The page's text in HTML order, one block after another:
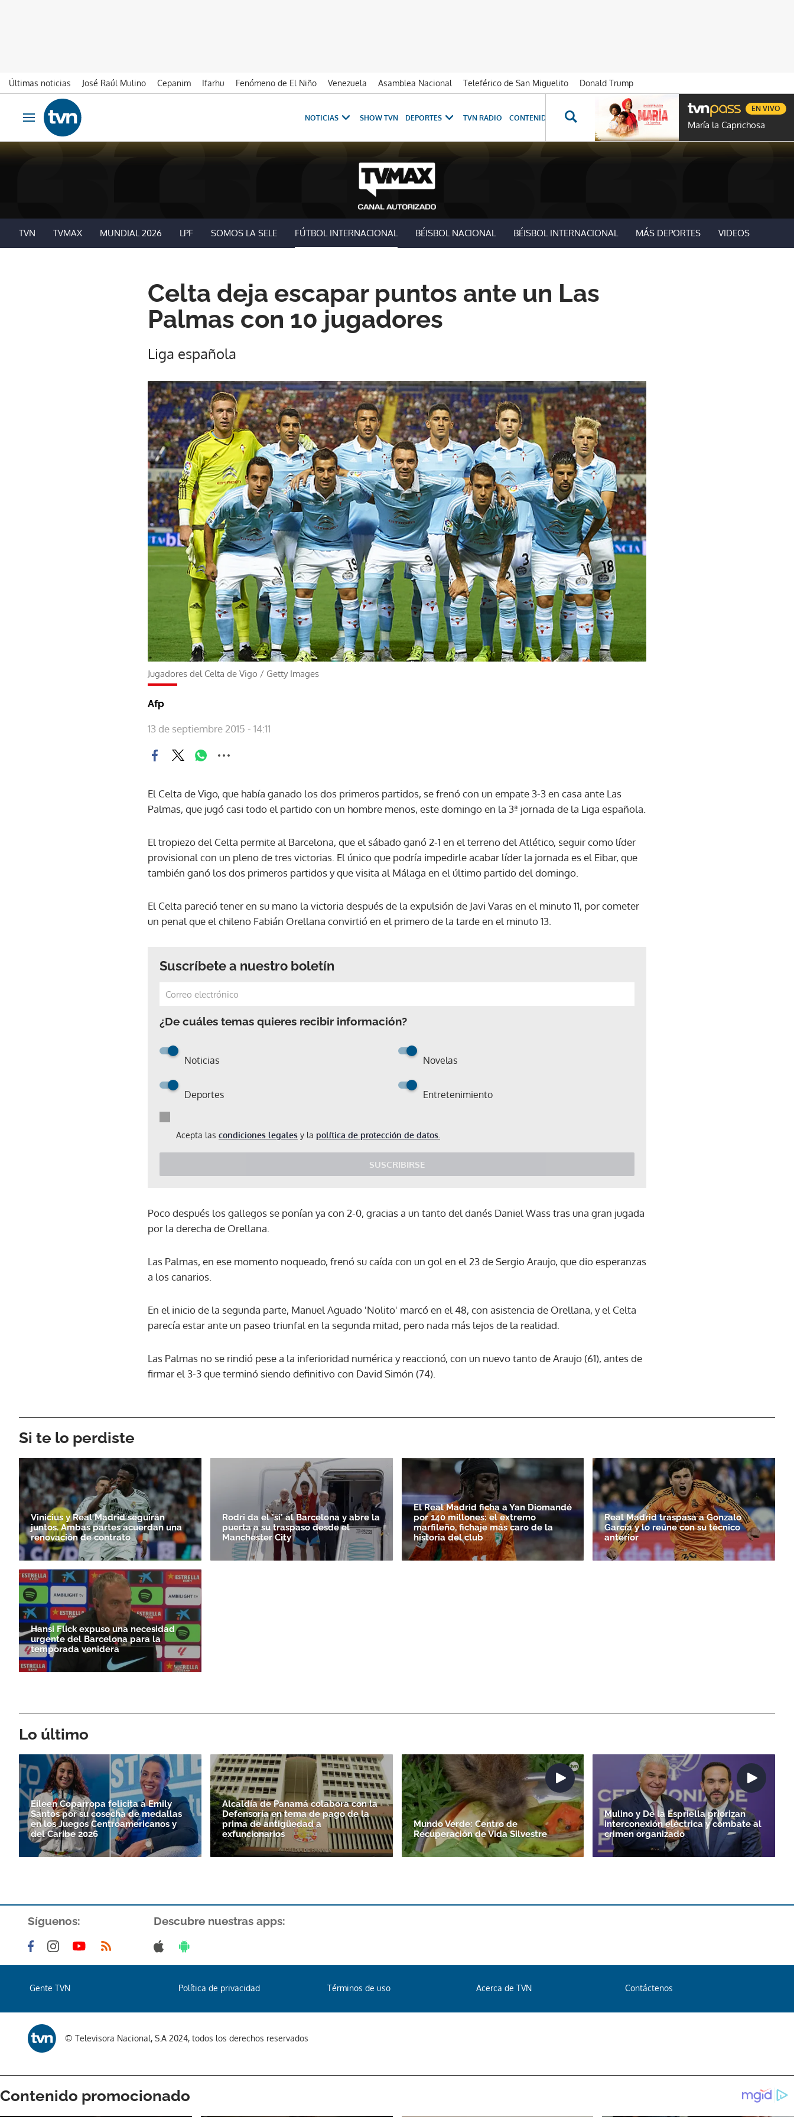
Últimas noticias José Raúl Mulino Cepanim Ifarhu Fenómeno de El Niño Venezuela Asamblea Nacional Teleférico de San Miguelito
Donald Trump
Ir al contenido
Obrir navegació
NOTICIAS SHOW TVN DEPORTES TVN RADIO CONTENIDOS ESPECIALES NOVELAS PROGRAMAS GENTE TVN
María la Caprichosa
EN VIVO
TVN TVMAX MUNDIAL 2026 LPF SOMOS LA SELE FÚTBOL INTERNACIONAL BÉISBOL NACIONAL BÉISBOL INTERNACIONAL MÁS DEPORTES VIDEOS
Celta deja escapar puntos ante un Las
Palmas con 10 jugadores
Liga española
Jugadores del Celta de Vigo / Getty Images
Afp
13 de septiembre 2015 - 14:11
El Celta de Vigo, que había ganado los dos primeros partidos, se frenó con un empate 3-3 en casa ante Las
Palmas, que jugó casi todo el partido con un hombre menos, este domingo en la 3ª jornada de la Liga española.
El tropiezo del Celta permite al Barcelona, que el sábado ganó 2-1 en el terreno del Atlético, seguir como líder
provisional con un pleno de tres victorias. El único que podría impedirle acabar líder la jornada es el Eibar, que
también ganó los dos primeros partidos y que visita al Málaga en el último partido del domingo.
El Celta pareció tener en su mano la victoria después de la expulsión de Javi Varas en el minuto 11, por cometer
un penal que el chileno Fabián Orellana convirtió en el primero de la tarde en el minuto 13.
Suscríbete a nuestro boletín
¿De cuáles temas quieres recibir información?
Noticias Novelas
Deportes Entretenimiento
Acepta las condiciones legales y la política de protección de datos.
SUSCRIBIRSE
Gracias por suscribirte a nuestro boletín.
ACEPTAR
Poco después los gallegos se ponían ya con 2-0, gracias a un tanto del danés Daniel Wass tras una gran jugada
por la derecha de Orellana.
Las Palmas, en ese momento noqueado, frenó su caída con un gol en el 23 de Sergio Araujo, que dio esperanzas
a los canarios.
En el inicio de la segunda parte, Manuel Aguado 'Nolito' marcó en el 48, con asistencia de Orellana, y el Celta
parecía estar ante un paseo triunfal en la segunda mitad, pero nada más lejos de la realidad.
Las Palmas no se rindió pese a la inferioridad numérica y reaccionó, con un nuevo tanto de Araujo (61), antes de
firmar el 3-3 que terminó siendo definitivo con David Simón (74).
Si te lo perdiste
Vinicius y Real Madrid seguirán
juntos. Ambas partes acuerdan una
renovación de contrato
Rodri da el 'sí' al Barcelona y abre la
puerta a su traspaso desde el
Manchester City
El Real Madrid ficha a Yan Diomandé
por 140 millones: el extremo
marfileño, fichaje más caro de la
historia del club
Real Madrid traspasa a Gonzalo
García y lo reúne con su técnico
anterior
Hansi Flick expuso una necesidad
urgente del Barcelona para la
temporada venidera
Lo último
Eileen Coparropa felicita a Emily
Santos por su cosecha de medallas
en los Juegos Centroamericanos y
del Caribe 2026
Alcaldía de Panamá colabora con la
Defensoría en tema de pago de la
prima de antigüedad a
exfuncionarios
Mundo Verde: Centro de
Recuperación de Vida Silvestre
Mulino y De la Espriella priorizan
interconexión eléctrica y combate al
crimen organizado
Síguenos: Descubre nuestras apps:
Gente TVN Política de privacidad Términos de uso Acerca de TVN Contáctenos
© Televisora Nacional, S.A 2024, todos los derechos reservados